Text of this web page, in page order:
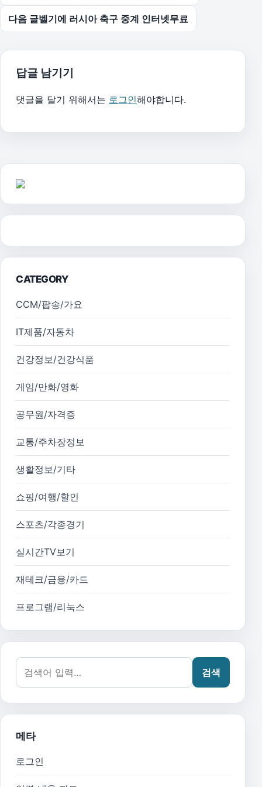
다음 글벨기에 러시아 축구 중계 인터넷무료
답글 남기기
댓글을 달기 위해서는 로그인해야합니다.
CATEGORY
CCM/팝송/가요
IT제품/자동차
건강정보/건강식품
게임/만화/영화
공무원/자격증
교통/주차장정보
생활정보/기타
쇼핑/여행/할인
스포츠/각종경기
실시간TV보기
재테크/금융/카드
프로그램/리눅스
검색어:
검색
메타
로그인